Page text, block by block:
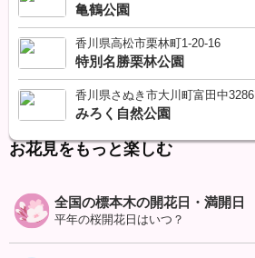
亀鶴公園
香川県高松市栗林町1-20-16
特別名勝栗林公園
香川県さぬき市大川町富田中3286
みろく自然公園
お花見をもっと楽しむ
全国の標本木の開花日・満開日
平年の桜開花日はいつ？